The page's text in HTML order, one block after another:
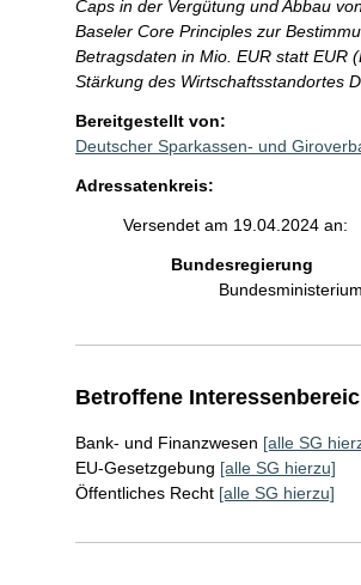
Caps in der Vergütung und Abbau
Baseler Core Principles zur
Betragsdaten in Mio. EUR statt EUR
Stärkung des Wirtschaftsstandortes
Bereitgestellt von:
Deutscher Sparkassen- und
Adressatenkreis:
Versendet am 19.04.2024 an:
Bundesregierung
Betroffene
Bank- und Finanzwesen [alle SG
EU-Gesetzgebung [alle SG hierzu]
Öffentliches Recht [alle SG hierzu]